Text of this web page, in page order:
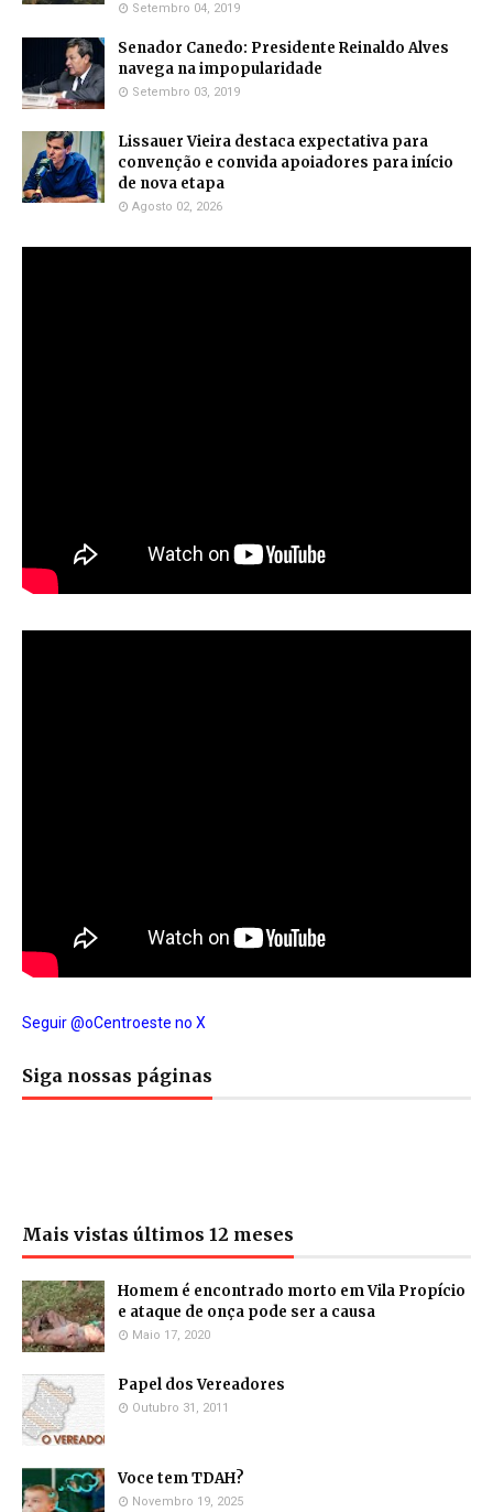
Setembro 04, 2019
Senador Canedo: Presidente Reinaldo Alves
navega na impopularidade
Setembro 03, 2019
Lissauer Vieira destaca expectativa para
convenção e convida apoiadores para início
de nova etapa
Agosto 02, 2026
Seguir @oCentroeste no X
Siga nossas páginas
Mais vistas últimos 12 meses
Homem é encontrado morto em Vila Propício
e ataque de onça pode ser a causa
Maio 17, 2020
Papel dos Vereadores
Outubro 31, 2011
Voce tem TDAH?
Novembro 19, 2025